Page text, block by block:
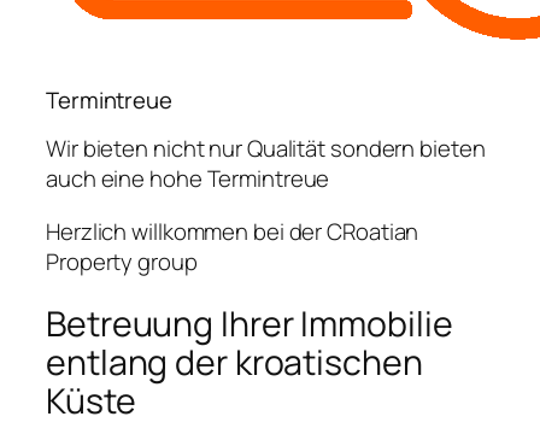
Termintreue
Wir bieten nicht nur Qualität sondern bieten
auch eine hohe Termintreue
Herzlich willkommen bei der CRoatian
Property group
Betreuung Ihrer Immobilie
entlang der kroatischen
Küste